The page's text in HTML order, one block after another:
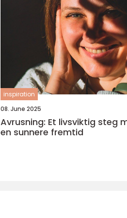
inspiration
08. June 2025
Avrusning: Et livsviktig steg
en sunnere fremtid